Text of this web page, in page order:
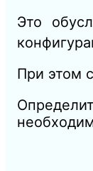
Это
При этом